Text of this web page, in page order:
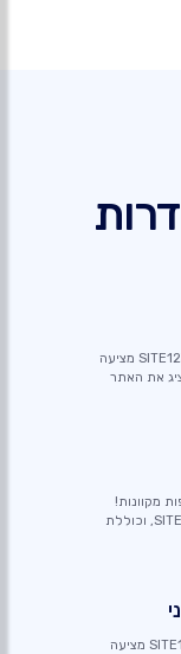
הקים גורם זיהוי מקוון עם רישום דומיין חינם! SITE123 מציעה
את האתר
מקוונות!
הצפנת SSL / HTTPS מובנית בכל אתר SITE123, וכוללת
ניהול תיבת מייל תחת שם הדומיין שלך! SITE123 מציעה